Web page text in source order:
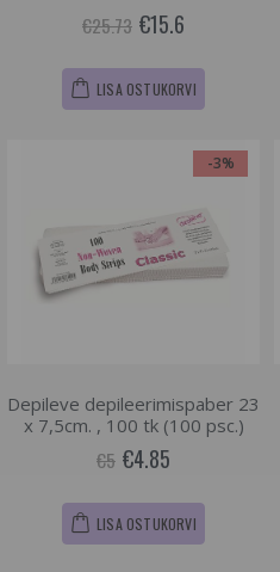
€25.73 €15.6
LISA OSTUKORVI
-3%
Depileve depileerimispaber 23
x 7,5cm. , 100 tk (100 psc.)
€5 €4.85
LISA OSTUKORVI